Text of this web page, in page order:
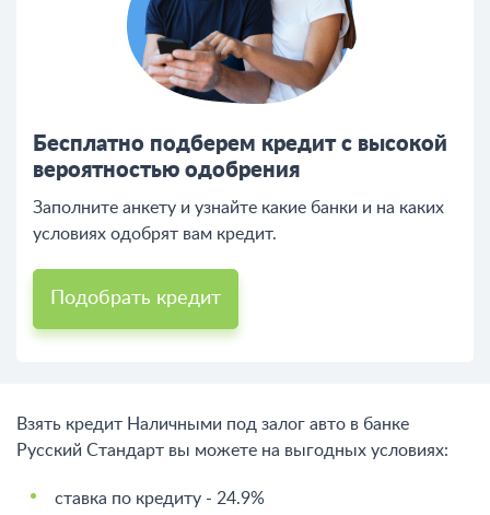
Бесплатно подберем кредит с высокой
вероятностью одобрения
Заполните анкету и узнайте какие банки и на каких
условиях одобрят вам кредит.
Подобрать кредит
Взять кредит Наличными под залог авто в банке
Русский Стандарт вы можете на выгодных условиях:
ставка по кредиту - 24.9%